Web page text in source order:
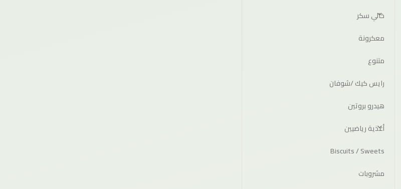
خالي سكر
معكرونة
متنوع
رايس كيك /شوفان
هيدرو بروتين
أغذية رياضيين
Biscuits / Sweets
مشروبات